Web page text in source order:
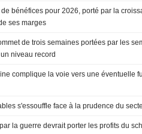
bénéfices pour 2026, porté par la
ses marges
de trois semaines portées par les
niveau record
complique la voie vers une éventuelle
s'essouffle face à la prudence du
la guerre devrait porter les profits du